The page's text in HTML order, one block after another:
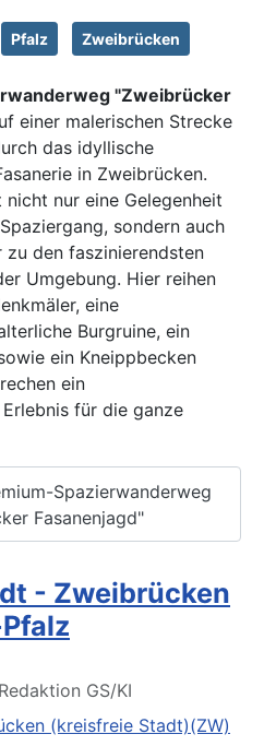
Pfalz Zweibrücken
"Zweibrücker
einer malerischen Strecke
das idyllische
in Zweibrücken.
nur eine Gelegenheit
sondern auch
den faszinierendsten
Umgebung. Hier reihen
eine
Burgruine, ein
ein Kneippbecken
ein
für die ganze
Spazierwanderweg
Fasanenjagd"
- Zweibrücken
Redaktion GS/KI
(kreisfreie Stadt)(ZW)